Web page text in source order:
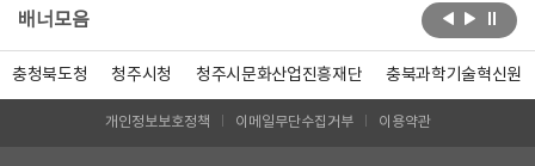
배너모음
충청북도청 청주시청 청주시문화산업진흥재단 충북과학기술혁신원
개인정보보호정책 이메일무단수집거부 이용약관